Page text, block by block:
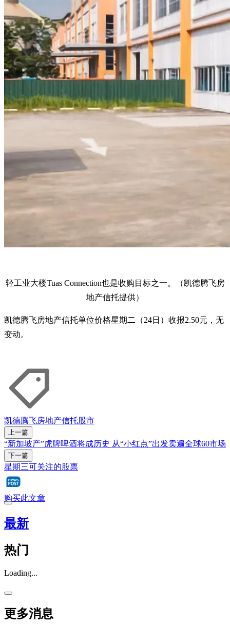
轻工业大楼Tuas Connection也是收购目标之一。（凯德腾飞房
地产信托提供）
凯德腾飞房地产信托单位价格星期二（24日）收报2.50元，无
变动。
凯德腾飞房地产信托股市
上一篇
“新加坡产”虎牌啤酒将成历史 从“小红点”出发卖遍全球60市场
下一篇
星期三可关注的股票
购买此文章
最新
热门
Loading...
更多消息